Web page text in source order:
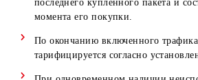
была ранее выключена.
Объем подключенного в
– пакета суммируется с